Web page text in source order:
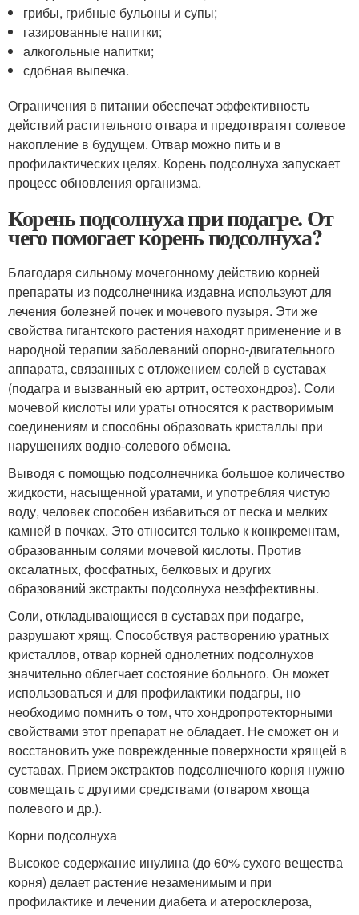
грибы, грибные бульоны и супы;
газированные напитки;
алкогольные напитки;
сдобная выпечка.
Ограничения в питании обеспечат эффективность
действий растительного отвара и предотвратят солевое
накопление в будущем. Отвар можно пить и в
профилактических целях. Корень подсолнуха запускает
процесс обновления организма.
Корень подсолнуха при подагре. От
чего помогает корень подсолнуха?
Благодаря сильному мочегонному действию корней
препараты из подсолнечника издавна используют для
лечения болезней почек и мочевого пузыря. Эти же
свойства гигантского растения находят применение и в
народной терапии заболеваний опорно-двигательного
аппарата, связанных с отложением солей в суставах
(подагра и вызванный ею артрит, остеохондроз). Соли
мочевой кислоты или ураты относятся к растворимым
соединениям и способны образовать кристаллы при
нарушениях водно-солевого обмена.
Выводя с помощью подсолнечника большое количество
жидкости, насыщенной уратами, и употребляя чистую
воду, человек способен избавиться от песка и мелких
камней в почках. Это относится только к конкрементам,
образованным солями мочевой кислоты. Против
оксалатных, фосфатных, белковых и других
образований экстракты подсолнуха неэффективны.
Соли, откладывающиеся в суставах при подагре,
разрушают хрящ. Способствуя растворению уратных
кристаллов, отвар корней однолетних подсолнухов
значительно облегчает состояние больного. Он может
использоваться и для профилактики подагры, но
необходимо помнить о том, что хондропротекторными
свойствами этот препарат не обладает. Не сможет он и
восстановить уже поврежденные поверхности хрящей в
суставах. Прием экстрактов подсолнечного корня нужно
совмещать с другими средствами (отваром хвоща
полевого и др.).
Корни подсолнуха
Высокое содержание инулина (до 60% сухого вещества
корня) делает растение незаменимым и при
профилактике и лечении диабета и атеросклероза,